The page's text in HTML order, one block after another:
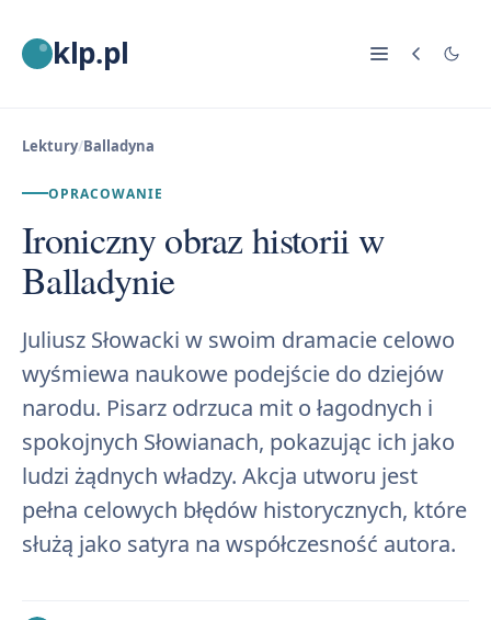
klp.pl
Lektury/Balladyna
OPRACOWANIE
Ironiczny obraz historii w
Balladynie
Juliusz Słowacki w swoim dramacie celowo
wyśmiewa naukowe podejście do dziejów
narodu. Pisarz odrzuca mit o łagodnych i
spokojnych Słowianach, pokazując ich jako
ludzi żądnych władzy. Akcja utworu jest
pełna celowych błędów historycznych, które
służą jako satyra na współczesność autora.